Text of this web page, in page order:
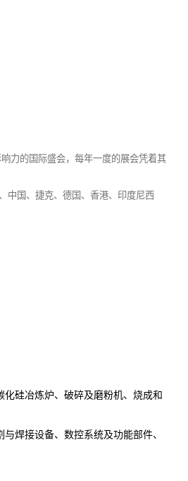
力的国际盛会， 每年一度的展会凭着其
中国、捷克、德国、香港、印度尼西
硅冶炼炉、破碎及磨粉机、烧成和
焊接设备、数控系统及功能部件、